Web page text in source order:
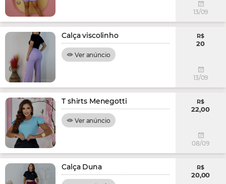
13/09
Calça viscolinho
Ver anúncio
R$
20
13/09
T shirts Menegotti
Ver anúncio
R$
22,00
08/09
Calça Duna R$
20,00